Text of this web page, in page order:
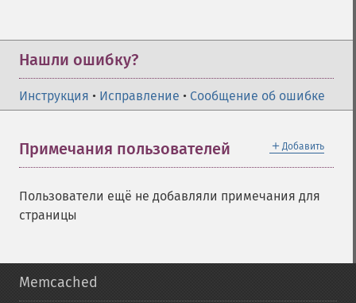
Нашли ошибку?
Инструкция • Исправление • Сообщение об ошибке
＋ Добавить
Примечания пользователей
Пользователи ещё не добавляли примечания для
страницы
Memcached